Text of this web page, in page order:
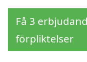
Få 3
förpliktelser